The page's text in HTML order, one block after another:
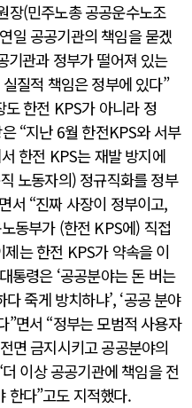
장(민주노총 공공운수노조
일 공공기관의 책임을 묻겠
기관과 정부가 떨어져 있는
질적 책임은 정부에 있다”
한전 KPS가 아니라 정
“지난 6월 한전KPS와 서부
한전 KPS는 재발 방지에
노동자의) 정규직화를 정부
서 “진짜 사장이 정부이고,
동부가 (한전 KPS에) 직접
는 한전 KPS가 약속을 이
통령은 ‘공공분야는 돈 버는
죽게 방치하냐’, ‘공공 분야
”면서 “정부는 모범적 사용자
면 금지시키고 공공분야의
이상 공공기관에 책임을 전
한다”고도 지적했다.